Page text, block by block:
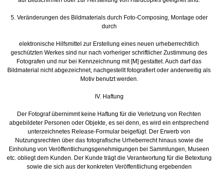
5. Veränderungen des Bildmaterials durch Foto-Composing, Montage oder
durch
elektronische Hilfsmittel zur Erstellung eines neuen urheberrechtlich
geschützten Werkes sind nur nach vorheriger schriftlicher Zustimmung des
Fotografen und nur bei Kennzeichnung mit [M] gestattet. Auch darf das
Bildmaterial nicht abgezeichnet, nachgestellt fotografiert oder anderweitig als
Motiv benutzt werden.
IV. Haftung
Der Fotograf übernimmt keine Haftung für die Verletzung von Rechten
abgebildeter Personen oder Objekte, es sei denn, es wird ein entsprechend
unterzeichnetes Release-Formular beigefügt. Der Erwerb von
Nutzungsrechten über das fotografische Urheberrecht hinaus sowie die
Einholung von Veröffentlichungsgenehmigungen bei Sammlungen, Museen
etc. obliegt dem Kunden. Der Kunde trägt die Verantwortung für die Betextung
sowie die sich aus der konkreten Veröffentlichung ergebenden